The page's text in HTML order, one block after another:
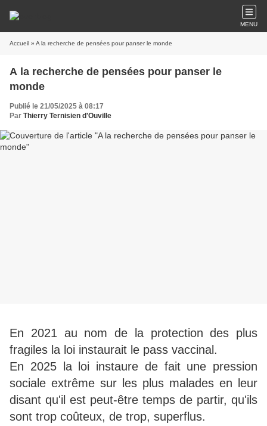
MENU
Accueil » A la recherche de pensées pour panser le monde
A la recherche de pensées pour panser le
monde
Publié le 21/05/2025 à 08:17
Par Thierry Ternisien d'Ouville
En 2021 au nom de la protection des plus
fragiles la loi instaurait le pass vaccinal.
En 2025 la loi instaure de fait une pression
sociale extrême sur les plus malades en leur
disant qu'il est peut-être temps de partir, qu'ils
sont trop coûteux, de trop, superflus.